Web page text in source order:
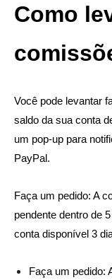
Como
Você pode levantar
saldo da sua conta
um pop-up para
PayPal.
Faça um pedido: A
pendente dentro de
conta disponível 3
Faça um pedido: